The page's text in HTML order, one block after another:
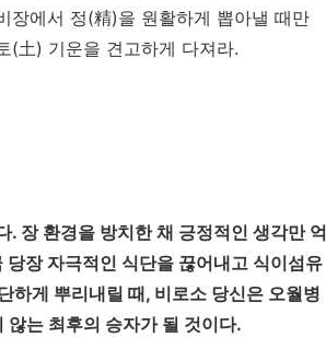
장에서 정(精)을 원활하게 뽑아낼 때만
(土) 기운을 견고하게 다져라.
장 환경을 방치한 채 긍정적인 생각만 억
장 자극적인 식단을 끊어내고 식이섬유
하게 뿌리내릴 때, 비로소 당신은 오월병
는 최후의 승자가 될 것이다.